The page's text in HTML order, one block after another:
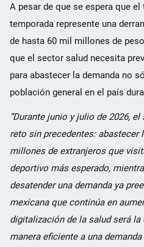
A pesar de que se espera que
temporada represente una
de hasta 60 mil millones de
que el sector salud necesita
para abastecer la demanda no
población general en el país
“Durante junio y julio de 2026,
reto sin precedentes: abastecer
millones de extranjeros que
deportivo más esperado,
desatender una demanda ya
mexicana que continúa en
digitalización de la salud será la
manera eficiente a una